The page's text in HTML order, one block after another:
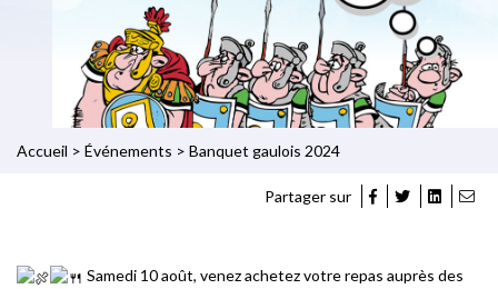
Accueil > Événements > Banquet gaulois 2024
Partager sur
Samedi 10 août, venez achetez votre repas auprès des